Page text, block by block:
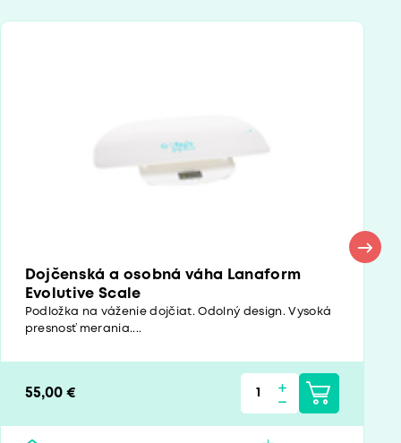
Dojčenská a osobná váha Lanaform
Evolutive Scale
Podložka na váženie dojčiat. Odolný design. Vysoká
presnosť merania....
55,00 €